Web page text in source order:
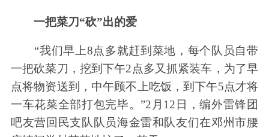
一把菜刀“砍”出的爱
“我们早上8点多就赶到菜地，每个队员自带
一把砍菜刀，挖到下午2点多又抓紧装车，为了早
点将物资送到，中午顾不上吃饭，到下午5点才将
一车花菜全部打包完毕。”2月12日，编外雷锋团
吧友营回民支队队员海金雷和队友们在邓州市腰